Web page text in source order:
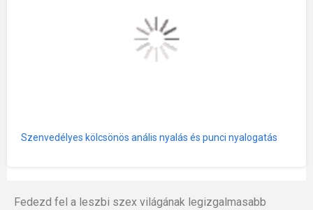
Szenvedélyes kölcsönös anális nyalás és punci nyalogatás
Fedezd fel a leszbi szex világának legizgalmasabb